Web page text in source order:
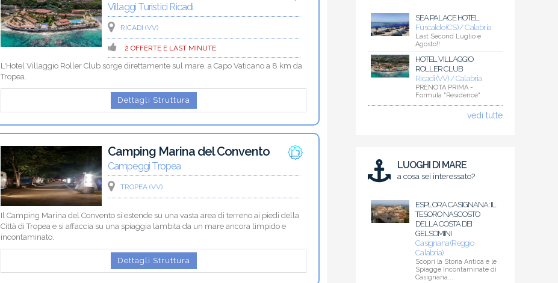
Villaggi Turistici Ricadi
RICADI (VV)
2 OFFERTE E LAST MINUTE
L'Hotel Villaggio Roller Club sorge direttamente sul mare, a Capo Vaticano a 8 km da
Tropea.
Dettagli Struttura
Camping Marina del Convento
Campeggi Tropea
TROPEA (VV)
Il Camping Marina del Convento si estende su una vasta area di terreno ai piedi della
Città di Tropea e si affaccia su una spiaggia lambita da un mare ancora limpido e
incontaminato.
Dettagli Struttura
SEA PALACE HOTEL
Fuscaldo (CS) / Calabria
Last Second Luglio e
Agosto!!
HOTEL VILLAGGIO
ROLLER CLUB
Ricadi (VV) / Calabria
PRENOTA PRIMA -
Formula "Residence"
vedi tutte
LUOGHI DI MARE
a cosa sei interessato?
ESPLORA CASIGNANA: IL
TESORO NASCOSTO
DELLA COSTA DEI
GELSOMINI
Casignana (Reggio
Calabria)
Scopri la Storia Antica e le
Spiagge Incontaminate di
Casignana...